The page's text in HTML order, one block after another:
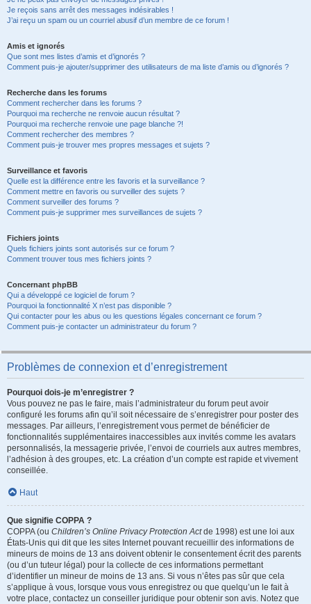
Je reçois sans arrêt des messages indésirables !
J’ai reçu un spam ou un courriel abusif d’un membre de ce forum !
Amis et ignorés
Que sont mes listes d’amis et d’ignorés ?
Comment puis-je ajouter/supprimer des utilisateurs de ma liste d’amis ou d’ignorés ?
Recherche dans les forums
Comment rechercher dans les forums ?
Pourquoi ma recherche ne renvoie aucun résultat ?
Pourquoi ma recherche renvoie une page blanche ?!
Comment rechercher des membres ?
Comment puis-je trouver mes propres messages et sujets ?
Surveillance et favoris
Quelle est la différence entre les favoris et la surveillance ?
Comment mettre en favoris ou surveiller des sujets ?
Comment surveiller des forums ?
Comment puis-je supprimer mes surveillances de sujets ?
Fichiers joints
Quels fichiers joints sont autorisés sur ce forum ?
Comment trouver tous mes fichiers joints ?
Concernant phpBB
Qui a développé ce logiciel de forum ?
Pourquoi la fonctionnalité X n’est pas disponible ?
Qui contacter pour les abus ou les questions légales concernant ce forum ?
Comment puis-je contacter un administrateur du forum ?
Problèmes de connexion et d’enregistrement
Pourquoi dois-je m’enregistrer ?
Vous pouvez ne pas le faire, mais l’administrateur du forum peut avoir
configuré les forums afin qu’il soit nécessaire de s’enregistrer pour poster des
messages. Par ailleurs, l’enregistrement vous permet de bénéficier de
fonctionnalités supplémentaires inaccessibles aux invités comme les avatars
personnalisés, la messagerie privée, l’envoi de courriels aux autres membres,
l’adhésion à des groupes, etc. La création d’un compte est rapide et vivement
conseillée.
Haut
Que signifie COPPA ?
COPPA (ou Children’s Online Privacy Protection Actde 1998) est une loi aux
États-Unis qui dit que les sites Internet pouvant recueillir des informations de
mineurs de moins de 13 ans doivent obtenir le consentement écrit des parents
(ou d’un tuteur légal) pour la collecte de ces informations permettant
d’identifier un mineur de moins de 13 ans. Si vous n’êtes pas sûr que cela
s’applique à vous, lorsque vous vous enregistrez ou que quelqu’un le fait à
votre place, contactez un conseiller juridique pour obtenir son avis. Notez que